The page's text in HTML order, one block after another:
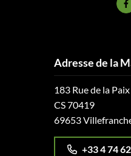
Adresse de la
183 Rue de la Paix
CS 70419
69653
+33 4 74